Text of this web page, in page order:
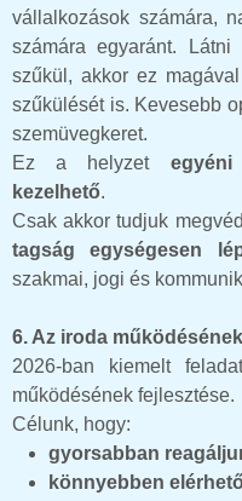
vállalkozások számára,
számára egyaránt.
szűkül, akkor ez
szűkülését is. Kevesebb
szemüvegkeret.
Ez a helyzet
kezelhető.
Csak akkor tudjuk
tagság egységesen
szakmai, jogi és
6. Az iroda
2026-ban kiemelt
működésének fejlesztése.
Célunk, hogy:
gyorsabban
könnyebben